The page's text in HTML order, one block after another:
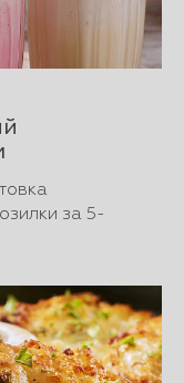
за 5-